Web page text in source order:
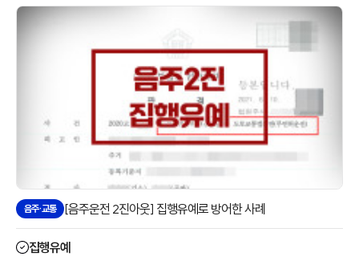
음주·교통 [음주운전 2진아웃] 집행유예로 방어한 사례
집행유예